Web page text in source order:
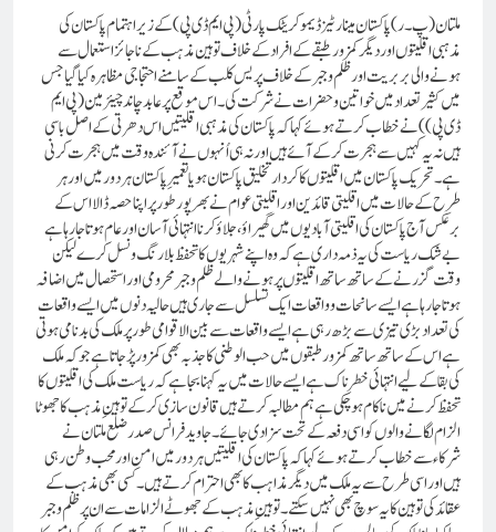
ملتان (پ۔ر) پاکستان مینارٹیز ڈیموکریٹک پارٹی (پی ایم ڈی پی) کے زیر اہتمام پاکستان کی
مذہبی اقلیتوں اور دیگر کمزور طبقے کے افراد کے خلاف توہین مذہب کے نا جائز استعمال سے
ہونے والی بربریت اور ظلم و جبر کے خلاف پریس کلب کے سامنے احتجاجی مظاہر ہ کیا گیا جس
میں کثیر تعداد میں خواتین و حضرات نے شرکت کی۔اس موقع پر عابد چاند چیئر مین (پی ایم
ڈی پی) ) نے خطاب کرتے ہوئے کہا کہ پاکستان کی مذہبی اقلیتیں اس دھرتی کے اصل باسی
ہیں نہ یہ کہیں سے ہجرت کر کے آئے ہیں اور نہ ہی اُنہوں نے آئندہ وقت میں ہجرت کرنی
ہے۔ تحریک پاکستان میں اقلیتوں کا کردار تخلیق پاکستان ہو یا تعمیر ِپاکستان ہر دور میں اور ہر
طرح کے حالات میں اقلیتی قائدین اور اقلیتی عوام نے بھر پور طور پر اپنا حصہ ڈالا اس کے
برعکس آج پاکستان کی اقلیتی آبادیوں میں گھیراؤ، جلاؤ کرنا انتہائی آسان اورعام ہوتا جا رہا ہے
بے شک ریاست کی یہ ذمہ داری ہے کہ وہ اپنے شہریوں کا تحفظ بلا رنگ ونسل کرے لیکن
وقت گزرنے کے ساتھ ساتھ اقلیتوں پر ہونے والے ظلم و جبر محرومی اور استحصال میں اضافہ
ہوتا جا رہا ہے ایسے سانحات و واقعات ایک تسلسل سے جاری ہیں حالیہ دنوں میں ایسے واقعات
کی تعداد بڑی تیزی سے بڑھ رہی ہے ایسے واقعات سے بین الاقوامی طور پر ملک کی بدنامی ہوتی
ہے اس کے ساتھ ساتھ کمزور طبقوں میں حب الوطنی کا جذبہ بھی کمزور پڑ جاتا ہے جو کہ ملک
کی بقا کے لیے انتہائی خطرناک ہے ایسے حالات میں یہ کہنا بجا ہے کہ ریاست ملک کی اقلیتوں کا
تحفظ کرنے میں ناکام ہو چکی ہے ہم مطالبہ کرتے ہیں قانون سازی کر کے تو ہینِ مذہب کا جھوٹا
الزام لگانے والوں کو اسی دفعہ کے تحت سزادی جائے۔ جاوید فرانس صدر ضلع ملتان نے
شرکاء سے خطاب کرتے ہوئے کہا کہ پاکستان کی اقلیتیں ہر دور میں امن اور محب وطن رہی
ہیں اور اسی طرح سے یہ ملک میں دیگر مذاہب کا بھی احترام کرتے ہیں۔ کسی بھی مذہب کے
عقائد کی تو ہین کا یہ سوچ بھی نہیں سکتے ۔تو ہینِ مذہب کے جھوٹے الزامات سے ان پر ظلم و جبر